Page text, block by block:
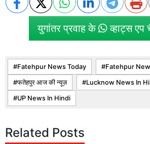
युगांतर प्रवाह के व्हाट्स
Fatehpur News Today Fatehpur
फतेहपुर आज की न्यूज़ Lucknow News In
UP News In Hindi
Related Posts